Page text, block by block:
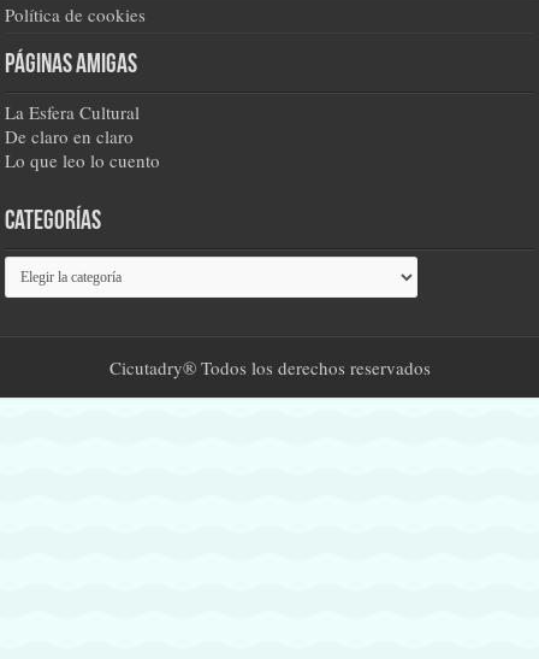
Política de cookies
Páginas amigas
La Esfera Cultural
De claro en claro
Lo que leo lo cuento
Categorías
Categorías
Cicutadry® Todos los derechos reservados